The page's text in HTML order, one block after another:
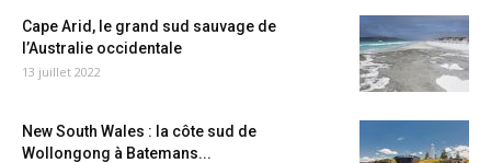
Cape Arid, le grand sud sauvage de
l’Australie occidentale
13 juillet 2022
New South Wales : la côte sud de
Wollongong à Batemans...